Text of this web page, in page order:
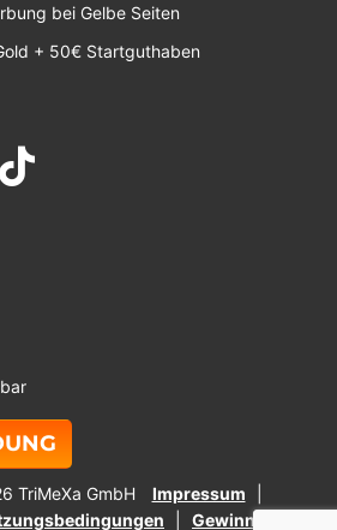
bei Gelbe Seiten
+ 50€ Startguthaben
TriMeXa GmbH
Impressum
Gewinnspiel